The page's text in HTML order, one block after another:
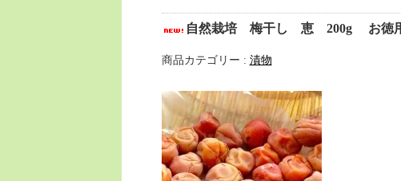
自然栽培 梅干し 恵 200g お
商品カテゴリー : 漬物